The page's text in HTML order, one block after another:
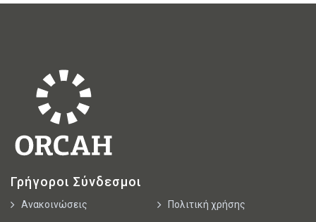
Γρήγοροι Σύνδεσμοι
Ανακοινώσεις Πολιτική χρήσης